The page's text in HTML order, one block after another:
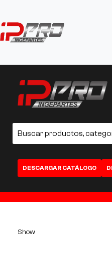
DESCARGAR CATÁLOGO
Show